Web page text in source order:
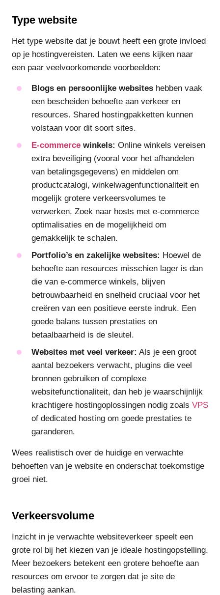
Type website
Het type website dat je bouwt heeft een grote invloed
op je hostingvereisten. Laten we eens kijken naar
een paar veelvoorkomende voorbeelden:
Blogs en persoonlijke websites hebben vaak
een bescheiden behoefte aan verkeer en
resources. Shared hostingpakketten kunnen
volstaan voor dit soort sites.
E-commerce winkels: Online winkels vereisen
extra beveiliging (vooral voor het afhandelen
van betalingsgegevens) en middelen om
productcatalogi, winkelwagenfunctionaliteit en
mogelijk grotere verkeersvolumes te
verwerken. Zoek naar hosts met e-commerce
optimalisaties en de mogelijkheid om
gemakkelijk te schalen.
Portfolio’s en zakelijke websites: Hoewel de
behoefte aan resources misschien lager is dan
die van e-commerce winkels, blijven
betrouwbaarheid en snelheid cruciaal voor het
creëren van een positieve eerste indruk. Een
goede balans tussen prestaties en
betaalbaarheid is de sleutel.
Websites met veel verkeer: Als je een groot
aantal bezoekers verwacht, plugins die veel
bronnen gebruiken of complexe
websitefunctionaliteit, dan heb je waarschijnlijk
krachtigere hostingoplossingen nodig zoals VPS
of dedicated hosting om goede prestaties te
garanderen.
Wees realistisch over de huidige en verwachte
behoeften van je website en onderschat toekomstige
groei niet.
Verkeersvolume
Inzicht in je verwachte websiteverkeer speelt een
grote rol bij het kiezen van je ideale hostingopstelling.
Meer bezoekers betekent een grotere behoefte aan
resources om ervoor te zorgen dat je site de
belasting aankan.